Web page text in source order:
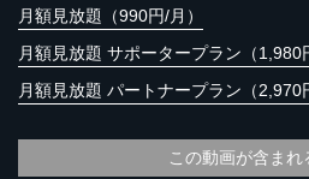
月額見放題（990円/月）
月額見放題 サポータープラン（1,980
月額見放題 パートナープラン（2,970
この動画が含まれ